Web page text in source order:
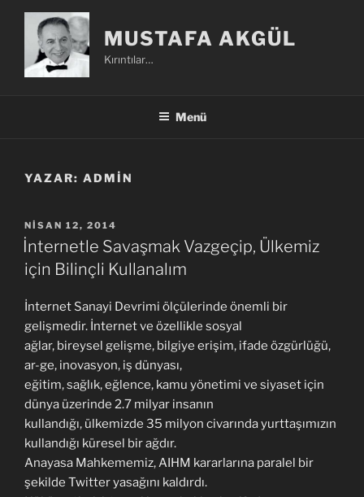
İçeriğe
MUSTAFA AKGÜL
Kırıntılar…
Menü
YAZAR: ADMIN
YAYIM
TARIHI
NISAN 12, 2014
İnternetle Savaşmak Vazgeçip, Ülkemiz
için Bilinçli Kullanalım
İnternet Sanayi Devrimi ölçülerinde önemli bir
gelişmedir. İnternet ve özellikle sosyal
ağlar, bireysel gelişme, bilgiye erişim, ifade özgürlüğü,
ar-ge, inovasyon, iş dünyası,
eğitim, sağlık, eğlence, kamu yönetimi ve siyaset için
dünya üzerinde 2.7 milyar insanın
kullandığı, ülkemizde 35 milyon civarında yurttaşımızın
kullandığı küresel bir ağdır.
Anayasa Mahkememiz, AIHM kararlarına paralel bir
şekilde Twitter yasağını kaldırdı.